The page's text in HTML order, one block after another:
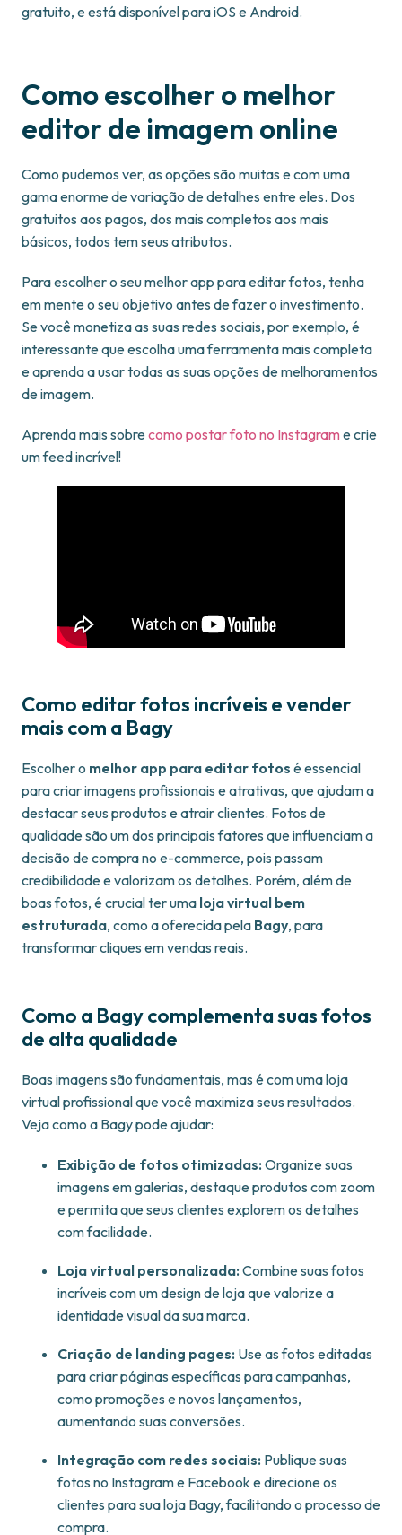
gratuito, e está disponível para iOS e Android.
Como escolher o melhor
editor de imagem online
Como pudemos ver, as opções são muitas e com uma
gama enorme de variação de detalhes entre eles. Dos
gratuitos aos pagos, dos mais completos aos mais
básicos, todos tem seus atributos.
Para escolher o seu melhor app para editar fotos, tenha
em mente o seu objetivo antes de fazer o investimento.
Se você monetiza as suas redes sociais, por exemplo, é
interessante que escolha uma ferramenta mais completa
e aprenda a usar todas as suas opções de melhoramentos
de imagem.
Aprenda mais sobrecomo postar foto no Instagrame crie
um feed incrível!
Como editar fotos incríveis e vender
mais com a Bagy
Escolher o melhor app para editar fotos é essencial
para criar imagens profissionais e atrativas, que ajudam a
destacar seus produtos e atrair clientes. Fotos de
qualidade são um dos principais fatores que influenciam a
decisão de compra no e-commerce, pois passam
credibilidade e valorizam os detalhes. Porém, além de
boas fotos, é crucial ter uma loja virtual bem
estruturada, como a oferecida pela Bagy, para
transformar cliques em vendas reais.
Como a Bagy complementa suas fotos
de alta qualidade
Boas imagens são fundamentais, mas é com uma loja
virtual profissional que você maximiza seus resultados.
Veja como a Bagy pode ajudar:
Exibição de fotos otimizadas: Organize suas
imagens em galerias, destaque produtos com zoom
e permita que seus clientes explorem os detalhes
com facilidade.
Loja virtual personalizada: Combine suas fotos
incríveis com um design de loja que valorize a
identidade visual da sua marca.
Criação de landing pages: Use as fotos editadas
para criar páginas específicas para campanhas,
como promoções e novos lançamentos,
aumentando suas conversões.
Integração com redes sociais: Publique suas
fotos no Instagram e Facebook e direcione os
clientes para sua loja Bagy, facilitando o processo de
compra.